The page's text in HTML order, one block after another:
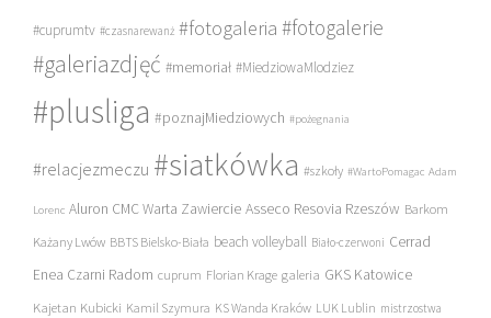
#cuprumtv #czasnarewanż #fotogaleria #fotogalerie
#galeriazdjęć #memoriał #MiedziowaMlodziez
#plusliga #poznajMiedziowych #pożegnania
#relacjezmeczu #siatkówka #szkoły #WartoPomagac Adam
Lorenc Aluron CMC Warta Zawiercie Asseco Resovia Rzeszów Barkom
Każany Lwów BBTS Bielsko-Biała beach volleyball Biało-czerwoni Cerrad
Enea Czarni Radom cuprum Florian Krage galeria GKS Katowice
Kajetan Kubicki Kamil Szymura KS Wanda Kraków LUK Lublin mistrzostwa